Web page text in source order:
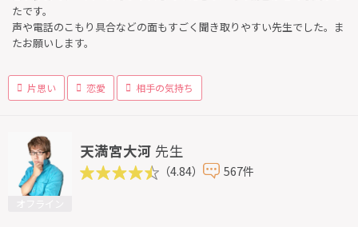
たです。
声や電話のこもり具合などの面もすごく聞き取りやすい先生でした。ま
たお願いします。
片思い 恋愛 相手の気持ち
天満宮大河 先生
（4.84） 567件